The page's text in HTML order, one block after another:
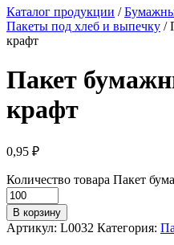
Каталог продукции /
Пакеты под хлеб и выпечку /
крафт
Пакет
крафт
0,95 ₽
Количество товара Пакет
В корзину
Артикул: L0032 Категория: